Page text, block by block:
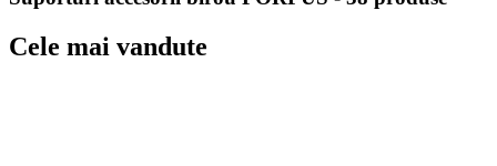
Cele mai vandute